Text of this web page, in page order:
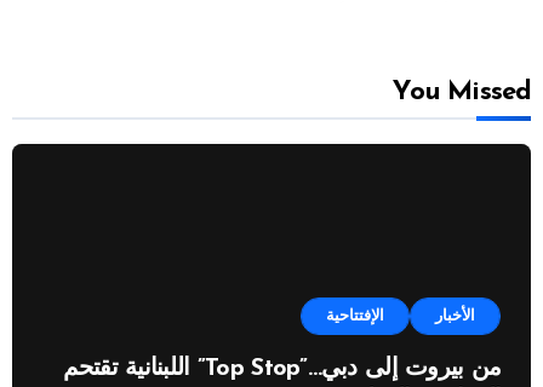
You Missed
الأخبار الإفتتاحية
من بيروت إلى دبي…”Top Stop” اللبنانية تقتحم